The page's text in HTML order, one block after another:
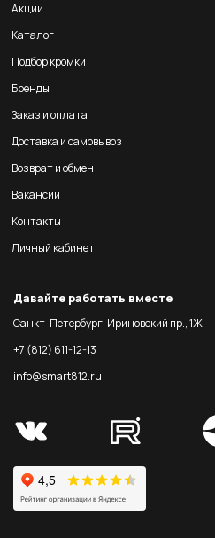
Акции
Каталог
Подбор кромки
Бренды
Заказ и оплата
Доставка и самовывоз
Возврат и обмен
Вакансии
Контакты
Личный кабинет
Давайте работать вместе
Санкт-Петербург, Ириновский пр., 1Ж
+7 (812) 611-12-13
info@smart812.ru